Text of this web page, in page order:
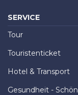
SERVICE
Tour
Touristenticket
Hotel & Transport
Gesundheit -